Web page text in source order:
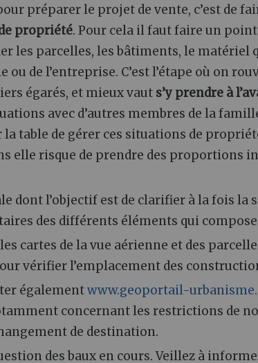
préparer le projet de vente, c’est de
propriété. Pour cela il faut faire un
les parcelles, les bâtiments, le matériel
de l’entreprise. C’est l’étape où on
égarés, et mieux vaut s’y prendre à
avec d’autres membres de la
table de gérer ces situations de
elle risque de prendre des proportions
dont l’objectif est de clarifier à la fois
des différents éléments qui
cartes de la vue aérienne et des
vérifier l’emplacement des
égalementwww.geoportail-
concernant les restrictions de
de destination.
des baux en cours. Veillez à